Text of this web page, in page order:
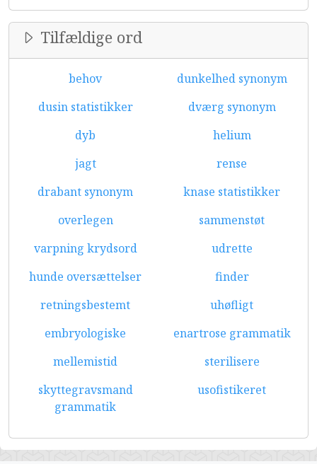
Tilfældige ord
behov
dunkelhed synonym
dusin statistikker
dværg synonym
dyb
helium
jagt
rense
drabant synonym
knase statistikker
overlegen
sammenstøt
varpning krydsord
udrette
hunde oversættelser
finder
retningsbestemt
uhøfligt
embryologiske
enartrose grammatik
mellemistid
sterilisere
skyttegravsmand
grammatik
usofistikeret